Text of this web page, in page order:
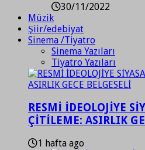
30/11/2022
Müzik
Şiir/edebiyat
Sinema /Tiyatro
Sinema Yazıları
Tiyatro Yazıları
RESMİ İDEOLOJİYE
ÇİTİLEME: ASIRLIK
1 hafta ago